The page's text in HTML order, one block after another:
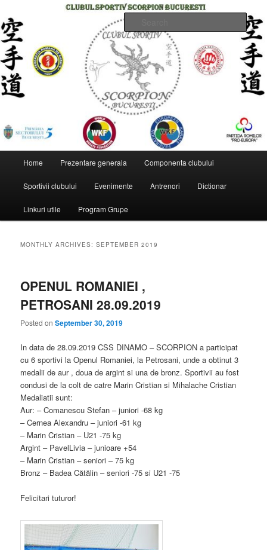
primary
content
secondary
contentCLUBUL SPORTIV SCORPION
BUCURESTI
Home Prezentare generala Componenta clubului
Sportivii clubului Evenimente Antrenori Dictionar
Linkuri utile Program Grupe
MONTHLY ARCHIVES:SEPTEMBER 2019
OPENUL ROMANIEI ,
PETROSANI 28.09.2019
Posted onSeptember 30, 2019
In data de 28.09.2019 CSS DINAMO – SCORPION a participat
cu 6 sportivi la Openul Romaniei, la Petrosani, unde a obtinut 3
medalii de aur , doua de argint si una de bronz. Sportivii au fost
condusi de la colt de catre Marin Cristian si Mihalache Cristian
Medaliatii sunt:
Aur: – Comanescu Stefan – juniori -68 kg
– Cernea Alexandru – juniori -61 kg
– Marin Cristian – U21 -75 kg
Argint – PavelLivia – junioare +54
– Marin Cristian – seniori – 75 kg
Bronz – Badea Cătălin – seniori -75 si U21 -75
Felicitari tuturor!